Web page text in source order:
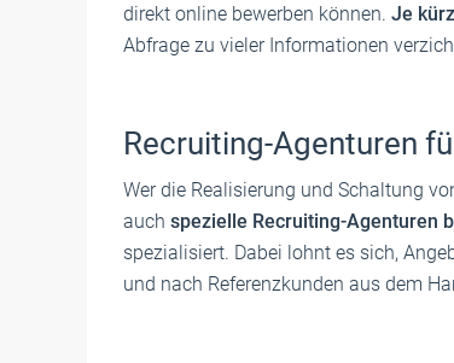
direkt online bewerben können. Je
Abfrage zu vieler Informationen
Recruiting-Agenturen
Wer die Realisierung und Schaltung
auch spezielle Recruiting-Agenturen
spezialisiert. Dabei lohnt es sich,
und nach Referenzkunden aus dem